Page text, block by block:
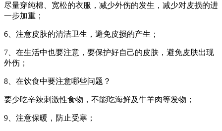
尽量穿纯棉、宽松的衣服，减少外伤的发生，减少对皮损的进
一步加重；
6、注意皮肤的清洁卫生，避免皮损的产生；
7、在生活中也要注意，要保护好自己的皮肤，避免皮肤出现
外伤；
8、在饮食中要注意哪些问题？
要少吃辛辣刺激性食物，不能吃海鲜及牛羊肉等发物；
9、注意保暖，防止受寒；